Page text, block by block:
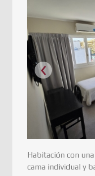
‹
Habitación con
cama individual y